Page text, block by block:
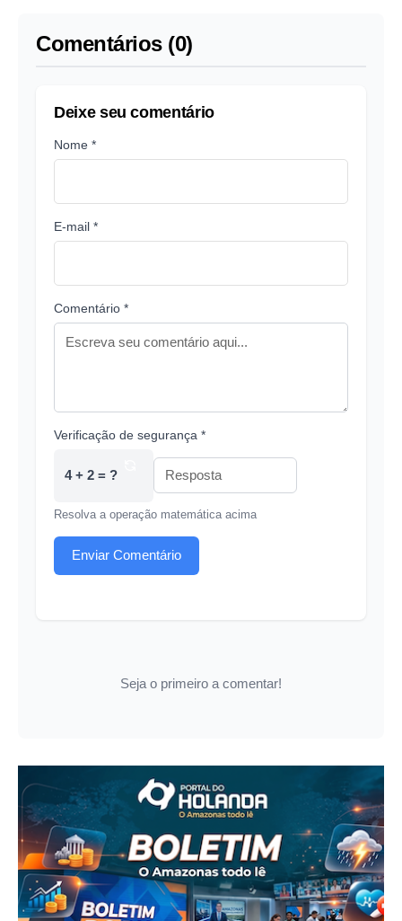
Comentários (0)
Deixe seu comentário
Nome *
E-mail *
Comentário *
Verificação de segurança *
4 + 2 = ?
Resolva a operação matemática acima
Enviar Comentário
Seja o primeiro a comentar!